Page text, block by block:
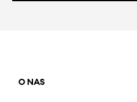
O NAS